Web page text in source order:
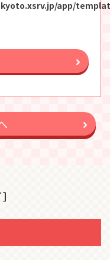
app/